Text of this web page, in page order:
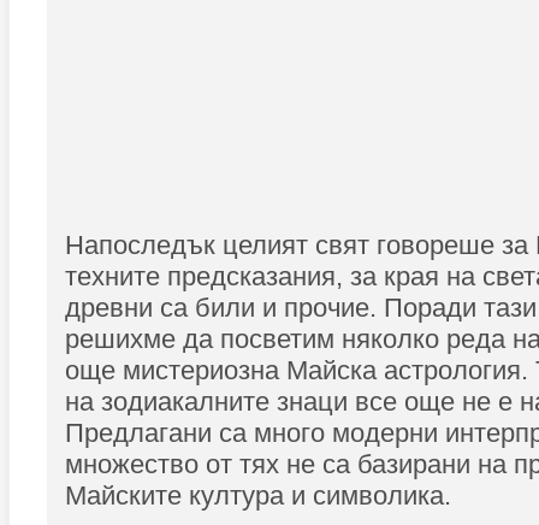
Напоследък целият свят говореше за
техните предсказания, за края на
древни са били и прочие. Поради
решихме да посветим няколко реда
още мистериозна Майска астрология.
на зодиакалните знаци все още не е
Предлагани са много модерни
множество от тях не са базирани на
Майските култура и символика.